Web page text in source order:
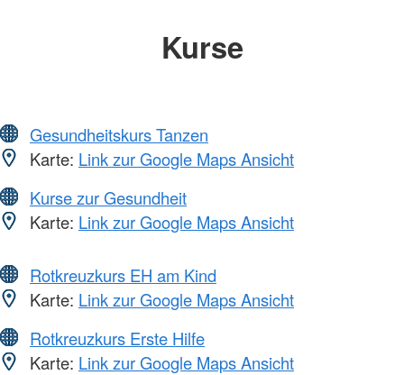
Kurse
Gesundheitskurs Tanzen
Karte: Link zur Google Maps Ansicht
Kurse zur Gesundheit
Karte: Link zur Google Maps Ansicht
Rotkreuzkurs EH am Kind
Karte: Link zur Google Maps Ansicht
Rotkreuzkurs Erste Hilfe
Karte: Link zur Google Maps Ansicht